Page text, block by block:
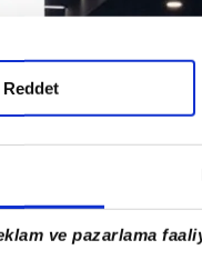
ve pazarlama
Reddet